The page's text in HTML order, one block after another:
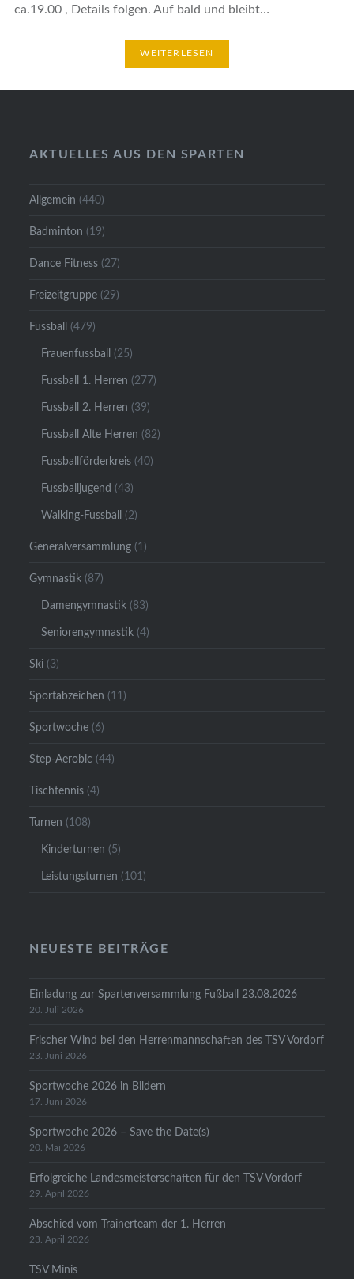
ca.19.00 , Details folgen. Auf bald und bleibt…
WEITERLESEN
AKTUELLES AUS DEN SPARTEN
Allgemein (440)
Badminton (19)
Dance Fitness (27)
Freizeitgruppe (29)
Fussball (479)
Frauenfussball (25)
Fussball 1. Herren (277)
Fussball 2. Herren (39)
Fussball Alte Herren (82)
Fussballförderkreis (40)
Fussballjugend (43)
Walking-Fussball (2)
Generalversammlung (1)
Gymnastik (87)
Damengymnastik (83)
Seniorengymnastik (4)
Ski (3)
Sportabzeichen (11)
Sportwoche (6)
Step-Aerobic (44)
Tischtennis (4)
Turnen (108)
Kinderturnen (5)
Leistungsturnen (101)
NEUESTE BEITRÄGE
Einladung zur Spartenversammlung Fußball 23.08.2026
20. Juli 2026
Frischer Wind bei den Herrenmannschaften des TSV Vordorf
23. Juni 2026
Sportwoche 2026 in Bildern
17. Juni 2026
Sportwoche 2026 – Save the Date(s)
20. Mai 2026
Erfolgreiche Landesmeisterschaften für den TSV Vordorf
29. April 2026
Abschied vom Trainerteam der 1. Herren
23. April 2026
TSV Minis